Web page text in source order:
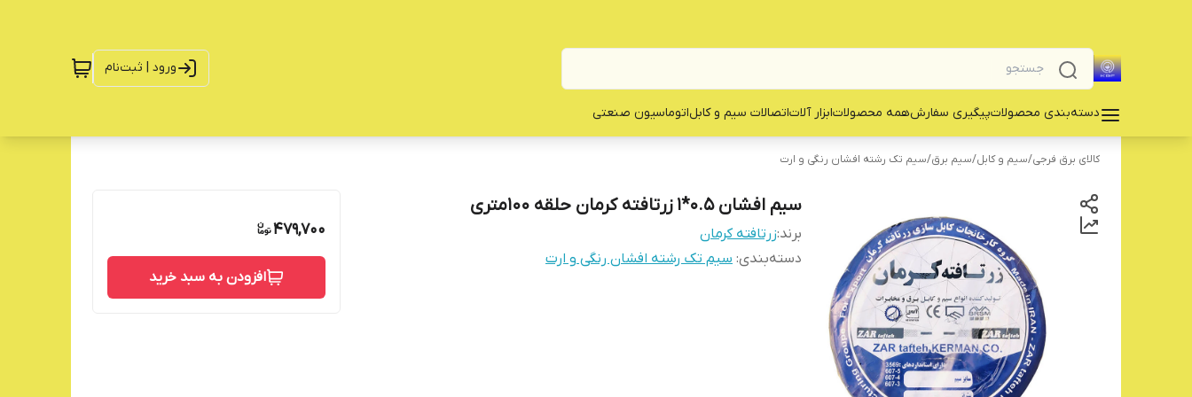
ورود | ثبت‌نام
دسته‌بندی محصولاتپیگیری سفارشهمه محصولات‌ابزار آلاتاتصالات سیم و کابلاتوماسیون صنعتی
کالای برق فرجی/سیم و کابل/سیم برق/سیم تک رشته افشان رنگی و ارت
سیم افشان 0.5*1 زرتافته کرمان حلقه 100متری
برند:زرتافته کرمان
دسته‌بندی: سیم تک رشته افشان رنگی و ارت
479,700
افزودن به سبد خرید